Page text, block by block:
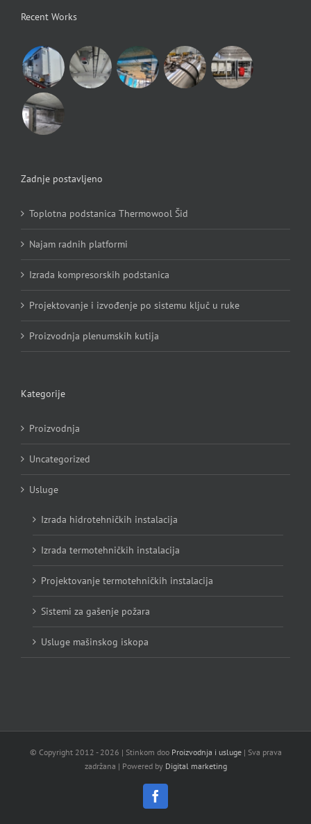
Recent Works
Zadnje postavljeno
Toplotna podstanica Thermowool Šid
Najam radnih platformi
Izrada kompresorskih podstanica
Projektovanje i izvođenje po sistemu ključ u ruke
Proizvodnja plenumskih kutija
Kategorije
Proizvodnja
Uncategorized
Usluge
Izrada hidrotehničkih instalacija
Izrada termotehničkih instalacija
Projektovanje termotehničkih instalacija
Sistemi za gašenje požara
Usluge mašinskog iskopa
© Copyright 2012 - 2026 | Stinkom doo Proizvodnja i usluge| Sva prava
zadržana | Powered by Digital marketing
Facebook